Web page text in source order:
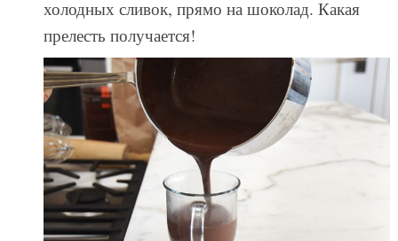
холодных сливок, прямо на шоколад. Какая
прелесть получается!